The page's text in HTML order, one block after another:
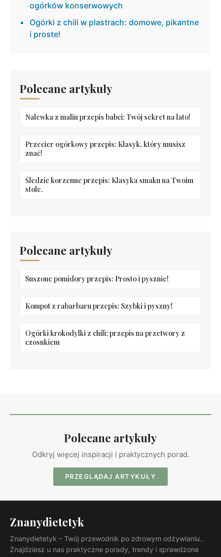
ogórków konserwowych
Ogórki z chili w plastrach: domowe, pikantne
i proste!
Polecane artykuły
Nalewka z malin przepis babci: Twój sekret na lato!
Przecier ogórkowy przepis: Klasyk, który musisz
znać!
Śledzie korzenne przepis: Klasyka smaku na Twoim
stole.
Polecane artykuły
Suszone pomidory przepis: Prosto i pysznie!
Kompot z rabarbaru przepis: Szybki i pyszny!
Ogórki krokodylki z chili: przepis na przetwory z
czosnkiem
Polecane artykuły
Odkryj więcej inspiracji i praktycznych porad.
PRZEGLĄDAJ ARTYKUŁY
Znanydietetyk
Znanydietetyk – Twój przewodnik po zdrowym odżywianiu..
Znajdziesz u nas praktyczne porady, trendy i sprawdzone